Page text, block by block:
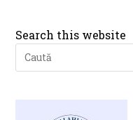
Search this website